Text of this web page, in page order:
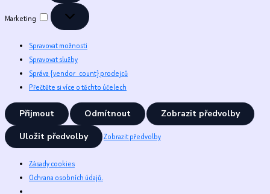
Marketing
Marketing
Spravovat možnosti
Spravovat služby
Správa {vendor_count} prodejců
Přečtěte si více o těchto účelech
Přijmout Odmítnout
Zobrazit předvolby
Uložit předvolby
Zobrazit předvolby
Zásady cookies
Ochrana osobních údajů.